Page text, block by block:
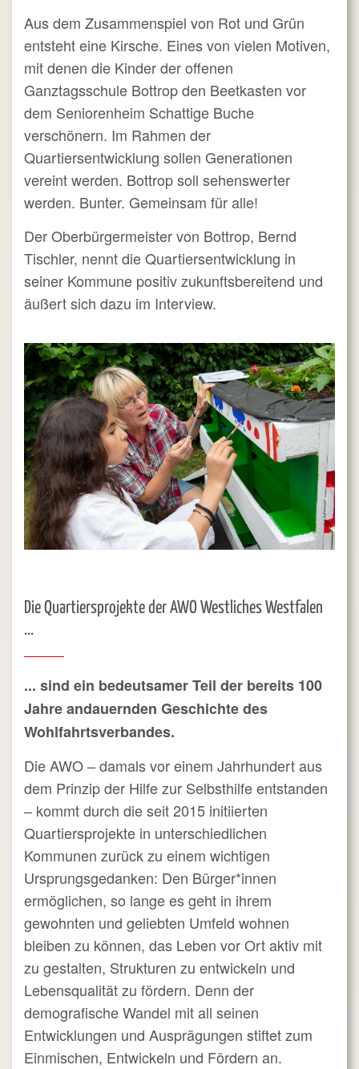
Aus dem Zusammenspiel von Rot und Grün
entsteht eine Kirsche. Eines von vielen Motiven,
mit denen die Kinder der offenen
Ganztagsschule Bottrop den Beetkasten vor
dem Seniorenheim Schattige Buche
verschönern. Im Rahmen der
Quartiersentwicklung sollen Generationen
vereint werden. Bottrop soll sehenswerter
werden. Bunter. Gemeinsam für alle!
Der Oberbürgermeister von Bottrop, Bernd
Tischler, nennt die Quartiersentwicklung in
seiner Kommune positiv zukunftsbereitend und
äußert sich dazu im Interview.
Die Quartiersprojekte der AWOWestliches Westfalen
...
... sind ein bedeutsamer Teil der bereits 100
Jahre andauernden Geschichte des
Wohlfahrtsverbandes.
Die AWO – damals vor einem Jahrhundert aus
dem Prinzip der Hilfe zur Selbsthilfe entstanden
– kommt durch die seit 2015 initiierten
Quartiersprojekte in unterschiedlichen
Kommunen zurück zu einem wichtigen
Ursprungsgedanken: Den Bürger*innen
ermöglichen, so lange es geht in ihrem
gewohnten und geliebten Umfeld wohnen
bleiben zu können, das Leben vor Ort aktiv mit
zu gestalten, Strukturen zu entwickeln und
Lebensqualität zu fördern. Denn der
demografische Wandel mit all seinen
Entwicklungen und Ausprägungen stiftet zum
Einmischen, Entwickeln und Fördern an.